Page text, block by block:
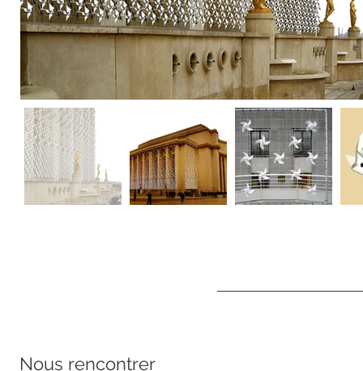
Nous rencontrer ​